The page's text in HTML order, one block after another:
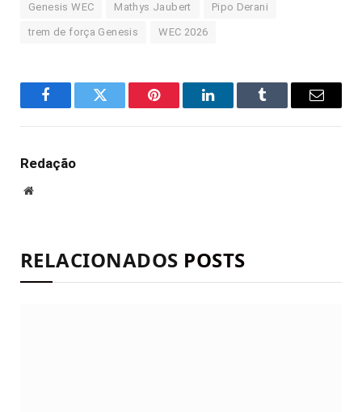
Genesis WEC Mathys Jaubert Pipo Derani
trem de força Genesis WEC 2026
FacebookTwitter Pinterest LinkedInTumblr
E-
Redação
Site
RELACIONADOS POSTS